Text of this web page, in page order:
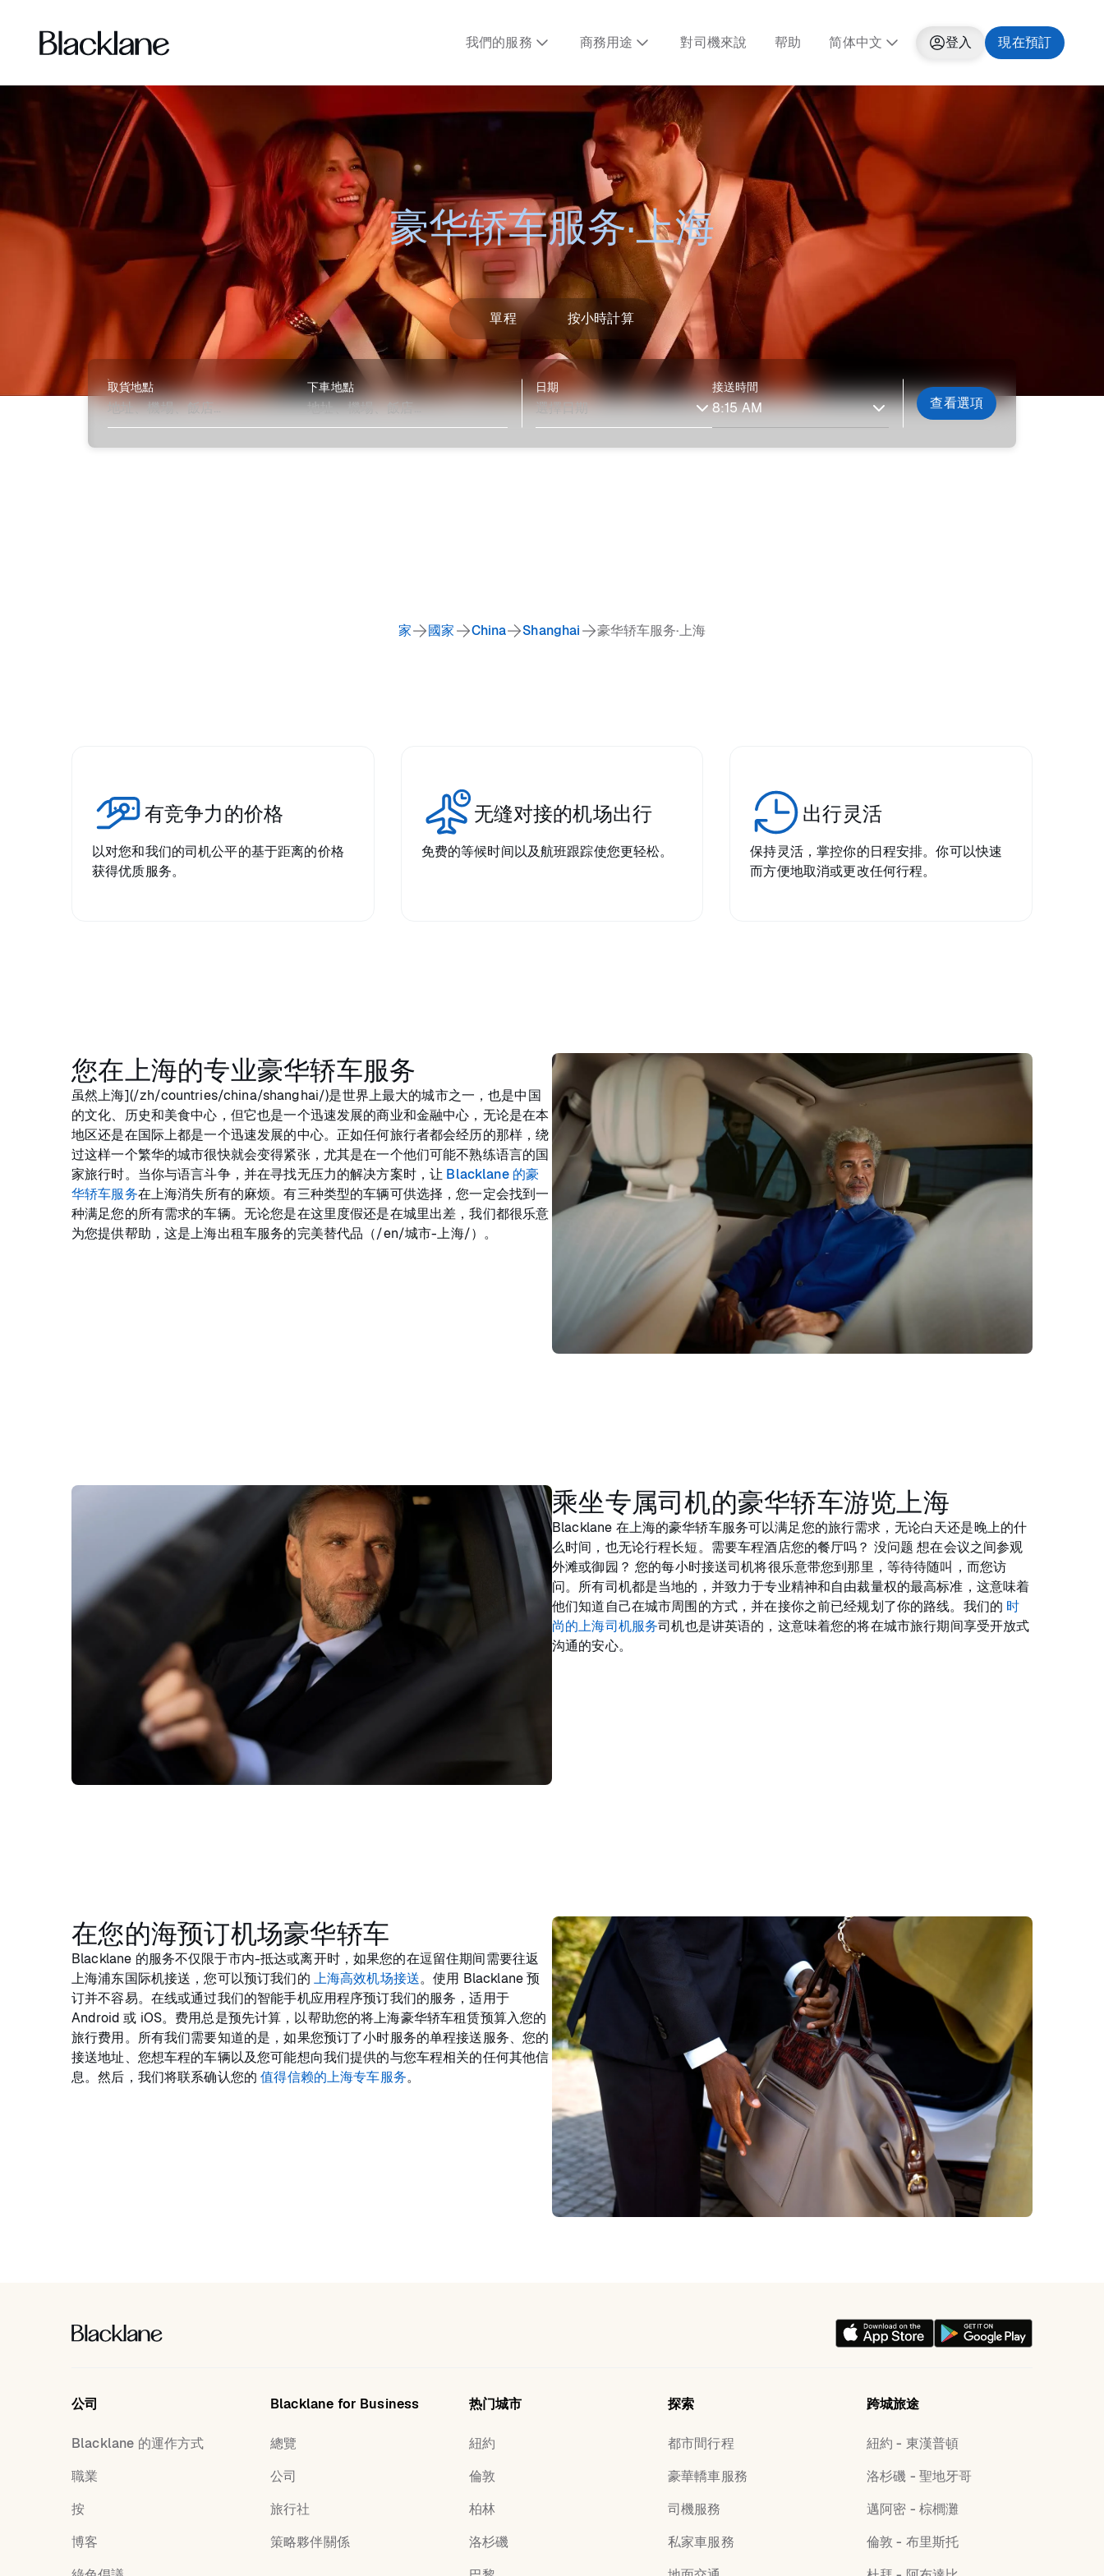
我們的服務 商務用途 對司機來說 帮助 简体中文 登入 現在預訂
豪华轿车服务·上海
單程 按小時計算
取貨地點 下車地點 日期 接送時間
查看選項
家 國家 China Shanghai 豪华轿车服务·上海
有竞争力的价格
以对您和我们的司机公平的基于距离的价格
获得优质服务。
无缝对接的机场出行
免费的等候时间以及航班跟踪使您更轻松。
出行灵活
保持灵活，掌控你的日程安排。你可以快速
而方便地取消或更改任何行程。
您在上海的专业豪华轿车服务
虽然上海](/zh/countries/china/shanghai/)是世界上最大的城市之一，也是中国
的文化、历史和美食中心，但它也是一个迅速发展的商业和金融中心，无论是在本
地区还是在国际上都是一个迅速发展的中心。正如任何旅行者都会经历的那样，绕
过这样一个繁华的城市很快就会变得紧张，尤其是在一个他们可能不熟练语言的国
家旅行时。当你与语言斗争，并在寻找无压力的解决方案时，让 Blacklane 的豪
华轿车服务在上海消失所有的麻烦。有三种类型的车辆可供选择，您一定会找到一
种满足您的所有需求的车辆。无论您是在这里度假还是在城里出差，我们都很乐意
为您提供帮助，这是上海出租车服务的完美替代品（/en/城市-上海/）。
乘坐专属司机的豪华轿车游览上海
Blacklane 在上海的豪华轿车服务可以满足您的旅行需求，无论白天还是晚上的什
么时间，也无论行程长短。需要车程酒店您的餐厅吗？ 没问题 想在会议之间参观
外滩或御园？ 您的每小时接送司机将很乐意带您到那里，等待待随叫，而您访
问。所有司机都是当地的，并致力于专业精神和自由裁量权的最高标准，这意味着
他们知道自己在城市周围的方式，并在接你之前已经规划了你的路线。我们的 时
尚的上海司机服务司机也是讲英语的，这意味着您的将在城市旅行期间享受开放式
沟通的安心。
在您的海预订机场豪华轿车
Blacklane 的服务不仅限于市内-抵达或离开时，如果您的在逗留住期间需要往返
上海浦东国际机接送，您可以预订我们的 上海高效机场接送。使用 Blacklane 预
订并不容易。在线或通过我们的智能手机应用程序预订我们的服务，适用于
Android 或 iOS。费用总是预先计算，以帮助您的将上海豪华轿车租赁预算入您的
旅行费用。所有我们需要知道的是，如果您预订了小时服务的单程接送服务、您的
接送地址、您想车程的车辆以及您可能想向我们提供的与您车程相关的任何其他信
息。然后，我们将联系确认您的值得信赖的上海专车服务。
公司
Blacklane 的運作方式
職業
按
博客
Blacklane for Business
總覽
公司
旅行社
策略夥伴關係
热门城市
紐約
倫敦
柏林
洛杉磯
探索
都市間行程
豪華轎車服務
司機服務
私家車服務
跨城旅途
紐約 - 東漢普頓
洛杉磯 - 聖地牙哥
邁阿密 - 棕櫚灘
倫敦 - 布里斯托